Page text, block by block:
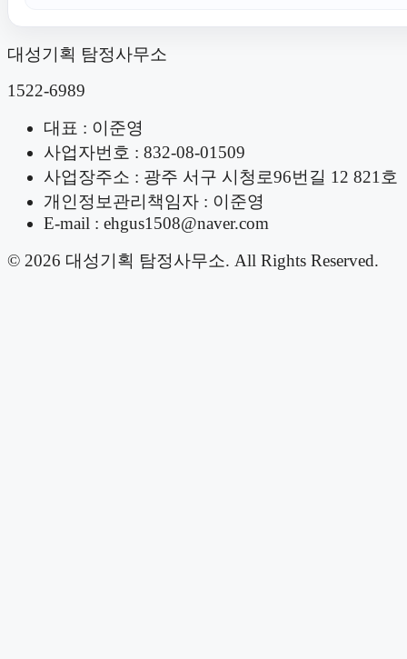
대성기획 탐정사무소
1522-6989
대표 : 이준영
사업자번호 : 832-08-01509
사업장주소 : 광주 서구 시청로96번길 12 821호
개인정보관리책임자 : 이준영
E-mail : ehgus1508@naver.com
© 2026 대성기획 탐정사무소. All Rights Reserved.